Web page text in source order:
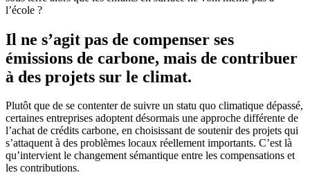
l’école ?
Il ne s’agit pas de compenser ses
émissions de carbone, mais de contribuer
à des projets sur le climat.
Plutôt que de se contenter de suivre un statu quo climatique dépassé,
certaines entreprises adoptent désormais une approche différente de
l’achat de crédits carbone, en choisissant de soutenir des projets qui
s’attaquent à des problèmes locaux réellement importants. C’est là
qu’intervient le changement sémantique entre les compensations et
les contributions.